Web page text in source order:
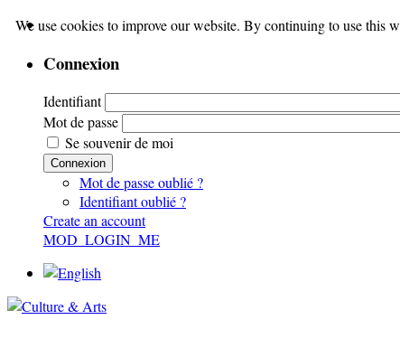
Connexion
Identifiant
Mot de passe
Se souvenir de moi
Connexion
Mot de passe oublié ?
Identifiant oublié ?
Create an account
MOD_LOGIN_ME
We use cookies to improve our website. By continuing to use this